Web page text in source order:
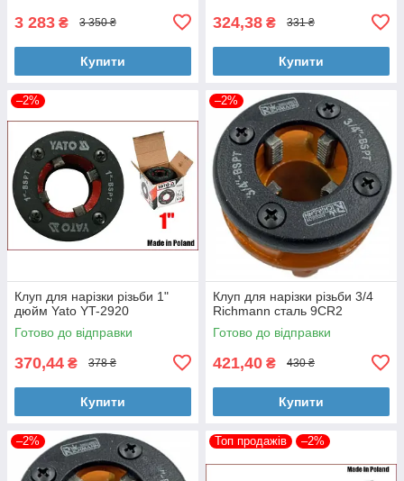
3 283 ₴ 3 350 ₴
Купити
324,38 ₴ 331 ₴
Купити
–2%
Клуп для нарізки різьби 1"
дюйм Yato YT-2920
Готово до відправки
370,44 ₴ 378 ₴
Купити
–2%
Клуп для нарізки різьби 3/4
Richmann сталь 9CR2
Готово до відправки
421,40 ₴ 430 ₴
Купити
–2% Топ продажів –2%